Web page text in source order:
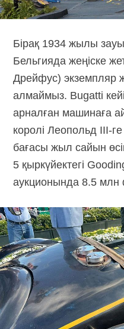
Бірақ 1934 жылы
Бельгияда жеңіске
Дрейфус) экземпляр
алмаймыз. Bugatti
арналған машинаға
короліЛеопольд III-ге
бағасы жыл сайын
5 қыркүйектегі
аукционында 8.5 млн